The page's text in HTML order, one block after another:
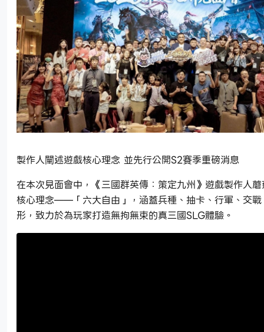
製作人闡述遊戲核心理念 並先行公開S2賽季重磅消息
在本次見面會中，《三國群英傳：策定九州》遊戲製作人
核心理念——「六大自由」，涵蓋兵種、抽卡、行軍、交戰
形，致力於為玩家打造無拘無束的真三國SLG體驗。